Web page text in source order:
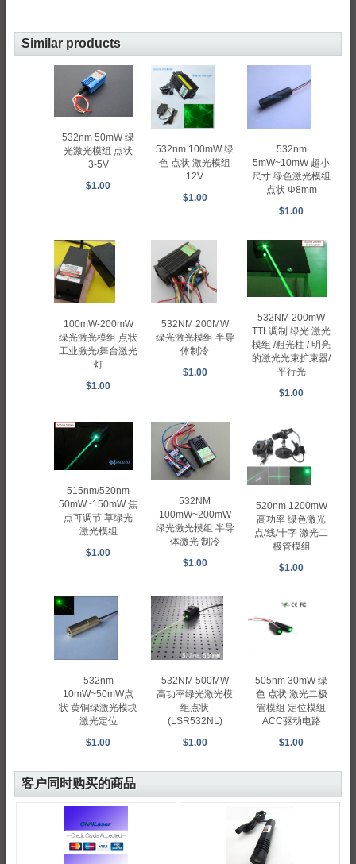
Similar products
532nm 50mW 绿
光激光模组 点状
3-5V
$1.00
532nm 100mW 绿
色 点状 激光模组
12V
$1.00
532nm
5mW~10mW 超小
尺寸 绿色激光模组
点状 Φ8mm
$1.00
100mW-200mW
绿光激光模组 点状
工业激光/舞台激光
灯
$1.00
532NM 200MW
绿光激光模组 半导
体制冷
$1.00
532NM 200mW
TTL调制 绿光 激光
模组 /粗光柱 / 明亮
的激光光束扩束器/
平行光
$1.00
515nm/520nm
50mW~150mW 焦
点可调节 草绿光
激光模组
$1.00
532NM
100mW~200mW
绿光激光模组 半导
体激光 制冷
$1.00
520nm 1200mW
高功率 绿色激光
点/线/十字 激光二
极管模组
$1.00
532nm
10mW~50mW点
状 黄铜绿激光模块
激光定位
$1.00
532NM 500MW
高功率绿光激光模
组点状
(LSR532NL)
$1.00
505nm 30mW 绿
色 点状 激光二极
管模组 定位模组
ACC驱动电路
$1.00
客户同时购买的商品